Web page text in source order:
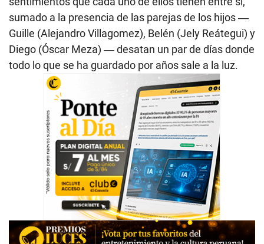
sumado a la presencia de las parejas de los hijos ―
Guille (Alejandro Villagomez), Belén (Jely Reátegui) y
Diego (Óscar Meza) ― desatan un par de días donde
todo lo que se ha guardado por años sale a la luz.